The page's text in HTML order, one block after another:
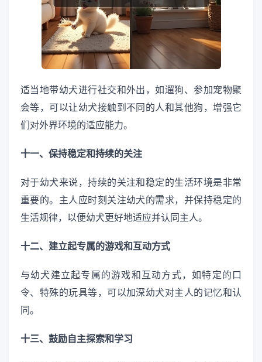
适当地带幼犬进行社交和外出，如遛狗、参加宠物聚
会等，可以让幼犬接触到不同的人和其他狗，增强它
们对外界环境的适应能力。
十一、保持稳定和持续的关注
对于幼犬来说，持续的关注和稳定的生活环境是非常
重要的。主人应时刻关注幼犬的需求，并保持稳定的
生活规律，以便幼犬更好地适应并认同主人。
十二、建立起专属的游戏和互动方式
与幼犬建立起专属的游戏和互动方式，如特定的口
令、特殊的玩具等，可以加深幼犬对主人的记忆和认
同。
十三、鼓励自主探索和学习